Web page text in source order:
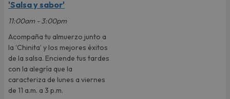
'Salsa y sabor'
11:00am - 3:00pm
Acompaña tu almuerzo junto a
la ‘Chinita’ y los mejores éxitos
de la salsa. Enciende tus tardes
con la alegría que la
caracteriza de lunes a viernes
de 11 a.m. a 3 p.m.